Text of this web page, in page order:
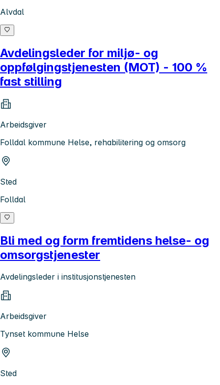
Alvdal
Avdelingsleder for miljø- og
oppfølgingstjenesten (MOT) - 100 %
fast stilling
Arbeidsgiver
Folldal kommune Helse, rehabilitering og omsorg
Sted
Folldal
Bli med og form fremtidens helse- og
omsorgstjenester
Avdelingsleder i institusjonstjenesten
Arbeidsgiver
Tynset kommune Helse
Sted